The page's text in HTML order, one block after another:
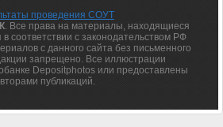
проведения СОУТ
. Все права на материалы, находящиеся
соответствии с законодательством РФ
с данного сайта без письменного
запрещено. Все иллюстрации
Depositphotos или предоставлены
публикаций.